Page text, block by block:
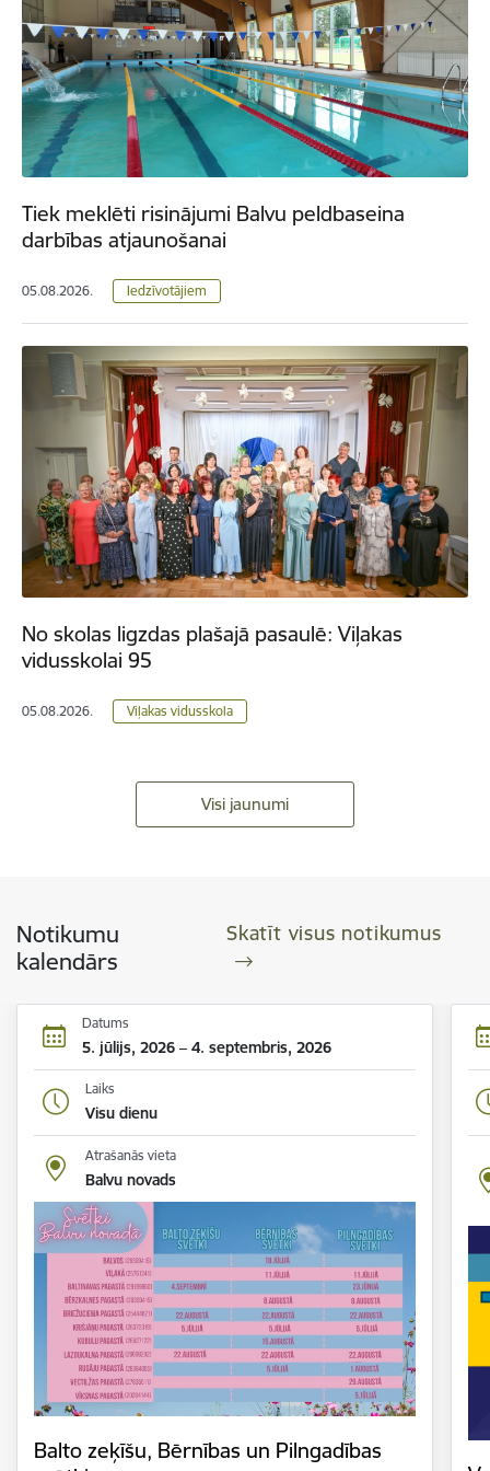
Tiek meklēti risinājumi Balvu peldbaseina
darbības atjaunošanai
05.08.2026. Iedzīvotājiem
No skolas ligzdas plašajā pasaulē: Viļakas
vidusskolai 95
05.08.2026. Viļakas vidusskola
Visi jaunumi
Notikumu
kalendārs
Skatīt visus notikumus
Datums
5. jūlijs, 2026 – 4. septembris, 2026
Laiks
Visu dienu
Atrašanās vieta
Balvu novads
Balto zeķīšu, Bērnības un Pilngadības